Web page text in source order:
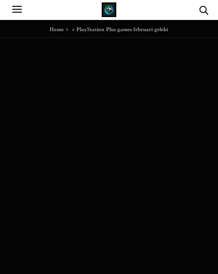
Home »PlayStation Plus games februari gelekt